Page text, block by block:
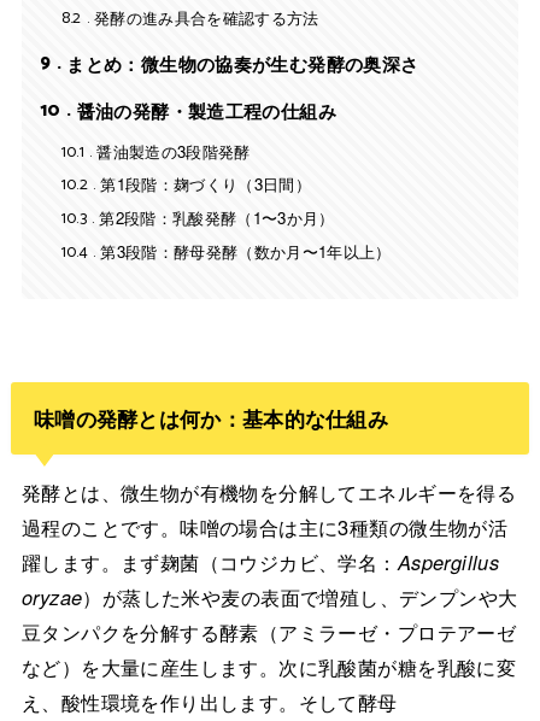
8.2 発酵の進み具合を確認する方法
9 まとめ：微生物の協奏が生む発酵の奥深さ
10
醤油の発酵・製造工程の仕組み
10.1
醤油製造の3段階発酵
10.2 第1段階：麹づくり（3日間）
10.3 第2段階：乳酸発酵（1〜3か月）
10.4 第3段階：酵母発酵（数か月〜1年以上）
味噌の発酵とは何か：基本的な仕組み
発酵とは、微生物が有機物を分解してエネルギーを得る
過程のことです。味噌の場合は主に3種類の微生物が活
躍します。まず麹菌（コウジカビ、学名：Aspergillus
oryzae）が蒸した米や麦の表面で増殖し、デンプンや大
豆タンパクを分解する酵素（アミラーゼ・プロテアーゼ
など）を大量に産生します。次に乳酸菌が糖を乳酸に変
え、酸性環境を作り出します。そして酵母